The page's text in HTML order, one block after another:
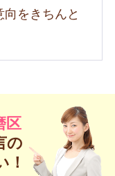
をきちんと
区
の
！